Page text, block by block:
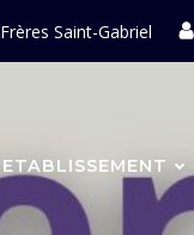
Frères Saint-Gabriel
ETABLISSEMENT